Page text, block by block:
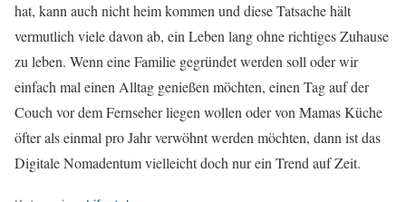
hat, kann auch nicht heim kommen und diese Tatsache hält
vermutlich viele davon ab, ein Leben lang ohne richtiges Zuhause
zu leben. Wenn eine Familie gegründet werden soll oder wir
einfach mal einen Alltag genießen möchten, einen Tag auf der
Couch vor dem Fernseher liegen wollen oder von Mamas Küche
öfter als einmal pro Jahr verwöhnt werden möchten, dann ist das
Digitale Nomadentum vielleicht doch nur ein Trend auf Zeit.